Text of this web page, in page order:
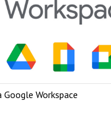
Google Workspace